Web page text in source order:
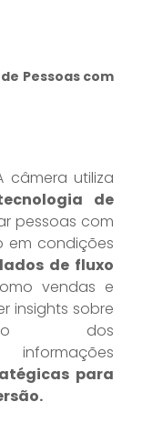
Pessoas com
câmera utiliza
de
pessoas com
em condições
de fluxo
vendas e
insights sobre
dos
para